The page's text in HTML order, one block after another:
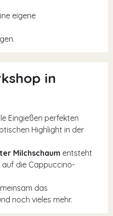
eigene
in
Eingießen perfekten
Highlight in der
Milchschaum entsteht
die Cappuccino-
das
noch vieles mehr.